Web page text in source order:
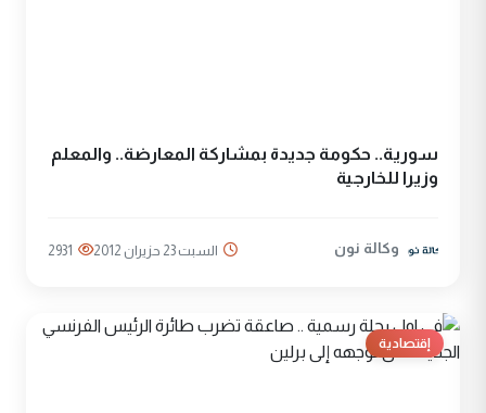
سورية.. حكومة جديدة بمشاركة المعارضة.. والمعلم
وزيرا للخارجية
وكالة نون السبت 23 حزيران 2012 2931
إقتصادية